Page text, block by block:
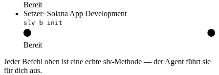
Bereit
Setzer· Solana App Development
slv b init
Bereit
Jeder Befehl oben ist eine echte slv-Methode — der Agent führt sie
für dich aus.